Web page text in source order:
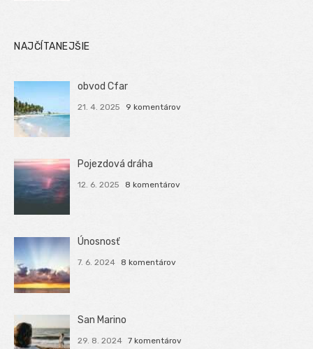
NAJČÍTANEJŠIE
obvod Cfar
21. 4. 2025 9 komentárov
Pojezdová dráha
12. 6. 2025 8 komentárov
Únosnosť
7. 6. 2024 8 komentárov
San Marino
29. 8. 2024 7 komentárov